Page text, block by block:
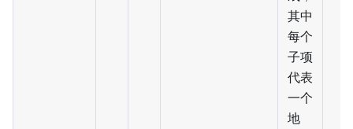
其中
每个
子项
代表
一个
地